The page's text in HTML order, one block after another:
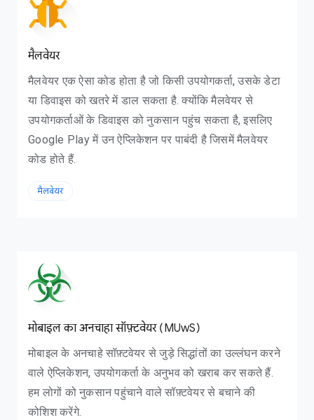
मैलवेयर
मैलवेयर एक ऐसा कोड होता है जो किसी उपयोगकर्ता, उसके डेटा
या डिवाइस को खतरे में डाल सकता है. क्योंकि मैलवेयर से
उपयोगकर्ताओं के डिवाइस को नुकसान पहुंच सकता है, इसलिए
Google Play में उन ऐप्लिकेशन पर पाबंदी है जिसमें मैलवेयर
कोड होते हैं.
मैलवेयर
मोबाइल का अनचाहा सॉफ़्टवेयर (MUwS)
मोबाइल के अनचाहे सॉफ़्टवेयर से जुड़े सिद्धांतों का उल्लंघन करने
वाले ऐप्लिकेशन, उपयोगकर्ता के अनुभव को खराब कर सकते हैं.
हम लोगों को नुकसान पहुंचाने वाले सॉफ़्टवेयर से बचाने की
कोशिश करेंगे.